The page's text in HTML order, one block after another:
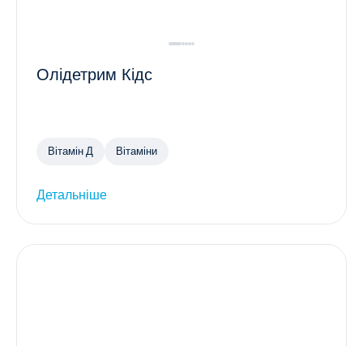
Олідетрим Кідс
Вітамін Д Вітаміни
Детальніше